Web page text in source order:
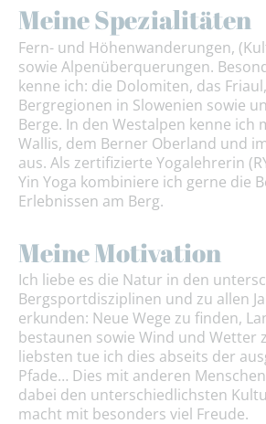
Meine Spezialitäten
Fern- und Höhenwanderungen,
sowie Alpenüberquerungen.
kenne ich: die Dolomiten, das
Bergregionen in Slowenien sowie
Berge. In den Westalpen kenne ich
Wallis, dem Berner Oberland und
aus. Als zertifizierte Yogalehrerin
Yin Yoga kombiniere ich gerne die
Erlebnissen am Berg.
Meine Motivation
Ich liebe es die Natur in den
Bergsportdisziplinen und zu allen
erkunden: Neue Wege zu finden,
bestaunen sowie Wind und Wetter
liebsten tue ich dies abseits der
Pfade… Dies mit anderen
dabei den unterschiedlichsten
macht mit besonders viel Freude.